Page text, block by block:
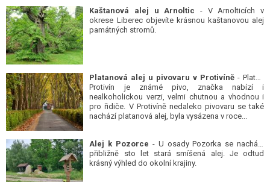
Kaštanová alej u Arnoltic - V Arnolticích v
okrese Liberec objevíte krásnou kaštanovou alej
památných stromů.
Platanová alej u pivovaru v Protivíně - Platan
Protivín je známé pivo, značka nabízí i
nealkoholickou verzi, velmi chutnou a vhodnou i
pro řidiče. V Protivíně nedaleko pivovaru se také
nachází platanová alej, byla vysázena v roce...
Alej k Pozorce - U osady Pozorka se nachází
přibližně sto let stará smíšená alej. Je odtud
krásný výhled do okolní krajiny.